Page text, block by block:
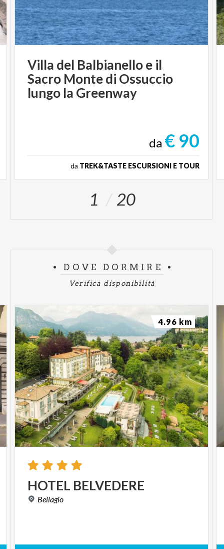
Villa del Balbianello e il
Sacro Monte di Ossuccio
lungo la Greenway
da € 90
da TREK&TASTE ESCURSIONI E TOUR
1 20
DOVE DORMIRE
Verifica disponibilità
HOTEL BELVEDERE
Bellagio
4.96 km